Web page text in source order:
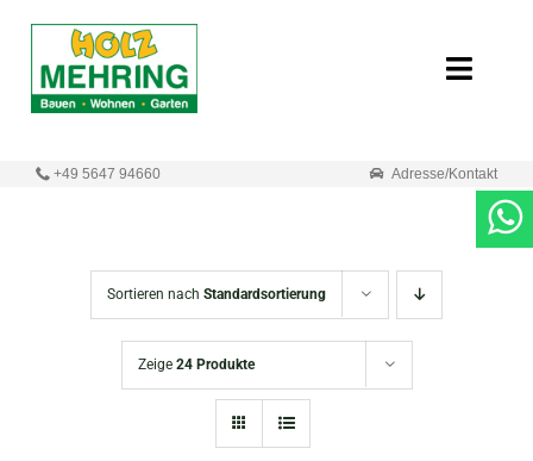
springen
Toggle
Neuigkeiten
+49 5647 94660 Adresse/Kontakt
Sortieren nach Standardsortierung
Zeige 24 Produkte